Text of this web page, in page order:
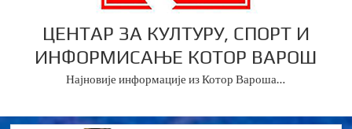
ЦЕНТАР ЗА КУЛТУРУ, СПОРТ И
ИНФОРМИСАЊЕ КОТОР ВАРОШ
Најновије информације из Котор Вароша…